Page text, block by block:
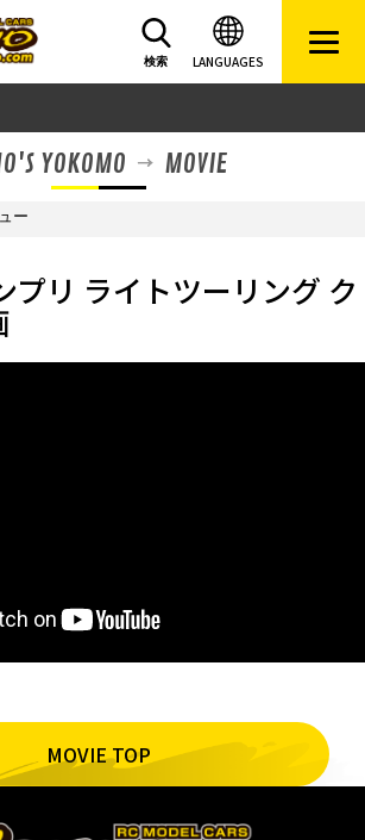
LANGUAGES
検索
YOKOMO MOVIE
ー
プリ ライトツーリング ク
MOVIE TOP